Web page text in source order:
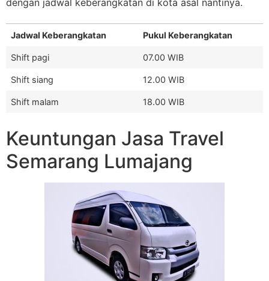
dengan jadwal keberangkatan di kota asal nantinya.
Jadwal Keberangkatan Pukul Keberangkatan
Shift pagi 07.00 WIB
Shift siang 12.00 WIB
Shift malam 18.00 WIB
Keuntungan Jasa Travel
Semarang Lumajang